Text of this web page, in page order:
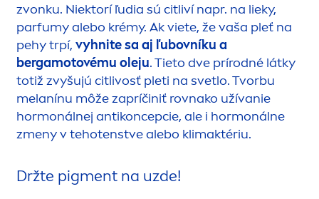
zvonku. Niektorí ľudia sú citliví napr. na lieky,
parfumy alebo krémy. Ak viete, že vaša pleť na
pehy trpí, vyhnite sa aj ľubovníku a
bergamotovému oleju. Tieto dve prírodné látky
totiž zvyšujú citlivosť pleti na svetlo. Tvorbu
melanínu môže zapríčiniť rovnako užívanie
hormonálnej antikoncepcie, ale i hormonálne
zmeny v tehotenstve alebo klimaktériu.
Držte pigment na uzde!